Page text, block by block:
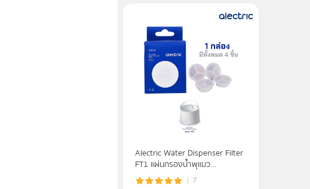
Alectric Water Dispenser Filter
FT1 แผ่นกรองน้ำพุแมว
(4pcs./pack)
7